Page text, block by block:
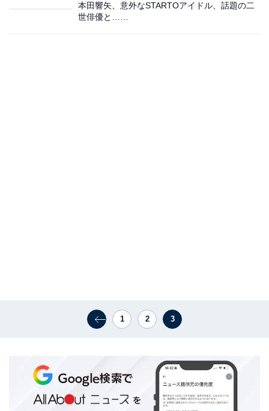
本田響矢、意外なSTARTOアイドル、話題の二
世俳優と……
1 2 3